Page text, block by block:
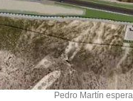
Pedro Martín